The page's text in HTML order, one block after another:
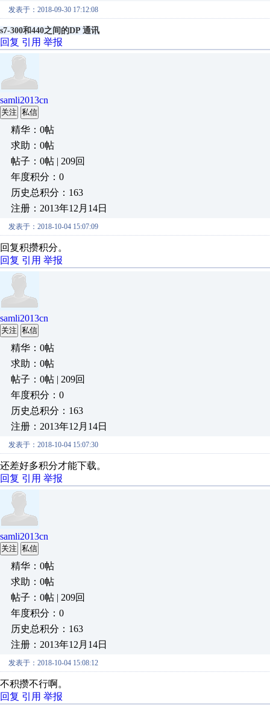
发表于：2018-09-30 17:12:08
s7-300和440之间的DP 通讯
回复 引用 举报
samli2013cn
关注 私信
精华：0帖
求助：0帖
帖子：0帖 | 209回
年度积分：0
历史总积分：163
注册：2013年12月14日
发表于：2018-10-04 15:07:09
回复积攒积分。
回复 引用 举报
samli2013cn
关注 私信
精华：0帖
求助：0帖
帖子：0帖 | 209回
年度积分：0
历史总积分：163
注册：2013年12月14日
发表于：2018-10-04 15:07:30
还差好多积分才能下载。
回复 引用 举报
samli2013cn
关注 私信
精华：0帖
求助：0帖
帖子：0帖 | 209回
年度积分：0
历史总积分：163
注册：2013年12月14日
发表于：2018-10-04 15:08:12
不积攒不行啊。
回复 引用 举报